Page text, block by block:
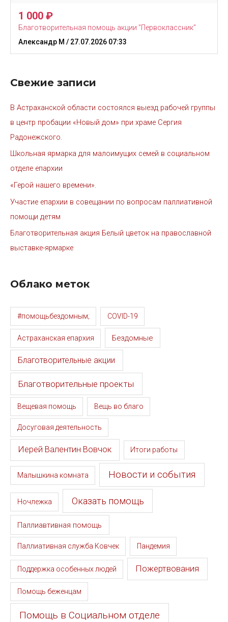
1 000 ₽
Благотворительная помощь акции "Первоклассник"
Александр М / 27.07.2026 07:33
Свежие записи
В Астраханской области состоялся выезд рабочей группы
в центр пробации «Новый дом» при храме Сергия
Радонежского.
Школьная ярмарка для малоимущих семей в социальном
отделе епархии
«Герой нашего времени».
Участие епархии в совещании по вопросам паллиативной
помощи детям
Благотворительная акция Белый цветок на православной
выставке-ярмарке
Облако меток
#помощьбездомным; COVID-19
Астраханская епархия Бездомные
Благотворительные акции
Благотворительные проекты
Вещевая помощь Вещь во благо
Досуговая деятельность
Иерей Валентин Вовчок Итоги работы
Малышкина комната Новости и события
Ночлежка Оказать помощь
Паллиавтивная помощь
Паллиативная служба Ковчек Пандемия
Поддержка особенных людей Пожертвования
Помощь беженцам
Помощь в Социальном отделе